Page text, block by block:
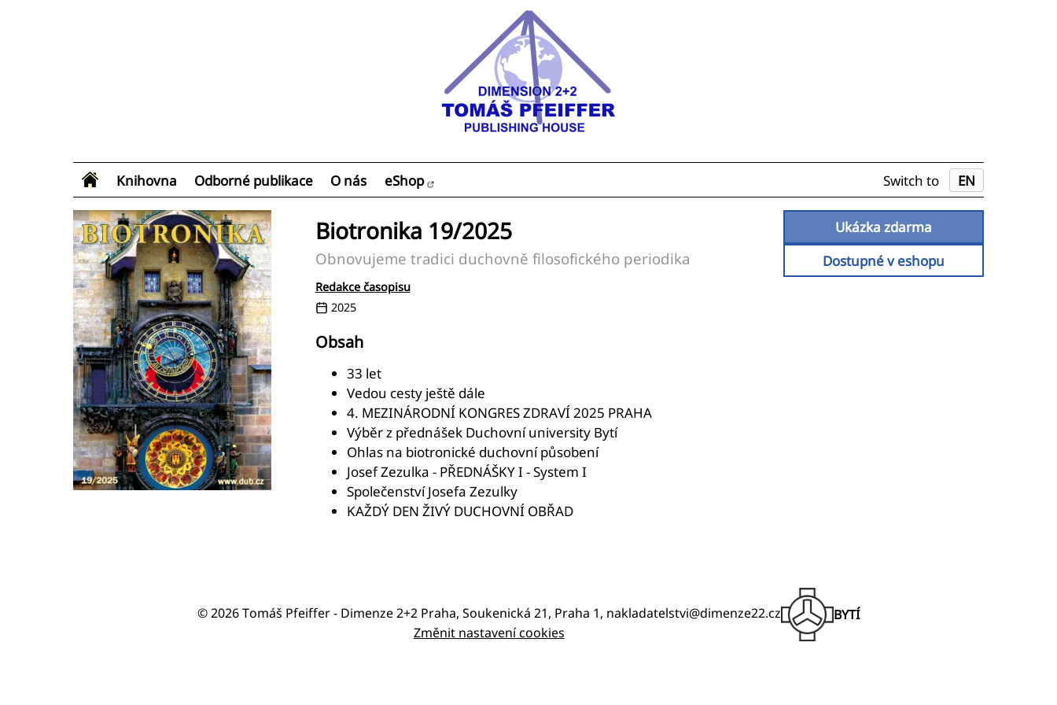
Knihovna Odborné publikace O nás eShop Switch to EN
Biotronika 19/2025
Obnovujeme tradici duchovně filosofického periodika
Ukázka zdarma
Dostupné v eshopu
Redakce časopisu
2025
Obsah
33 let
Vedou cesty ještě dále
4. MEZINÁRODNÍ KONGRES ZDRAVÍ 2025 PRAHA
Výběr z přednášek Duchovní university Bytí
Ohlas na biotronické duchovní působení
Josef Zezulka - PŘEDNÁŠKY I - System I
Společenství Josefa Zezulky
KAŽDÝ DEN ŽIVÝ DUCHOVNÍ OBŘAD
© 2026 Tomáš Pfeiffer - Dimenze 2+2 Praha, Soukenická 21, Praha 1, nakladatelstvi@dimenze22.cz
Změnit nastavení cookies
BYTÍ